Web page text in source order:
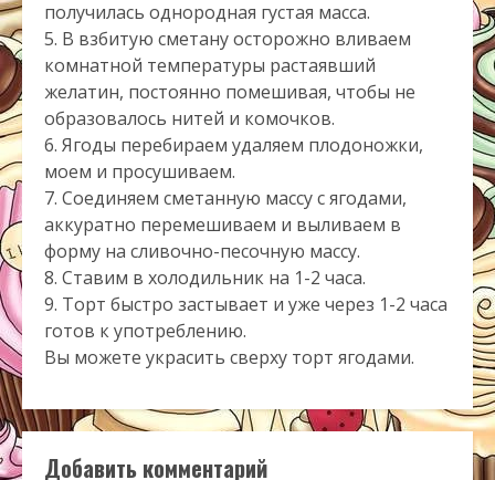
получилась однородная густая масса.
5. В взбитую сметану осторожно вливаем
комнатной температуры растаявший
желатин, постоянно помешивая, чтобы не
образовалось нитей и комочков.
6. Ягоды перебираем удаляем плодоножки,
моем и просушиваем.
7. Соединяем сметанную массу с ягодами,
аккуратно перемешиваем и выливаем в
форму на сливочно-песочную массу.
8. Ставим в холодильник на 1-2 часа.
9. Торт быстро застывает и уже через 1-2 часа
готов к употреблению.
Вы можете украсить сверху торт ягодами.
Добавить комментарий